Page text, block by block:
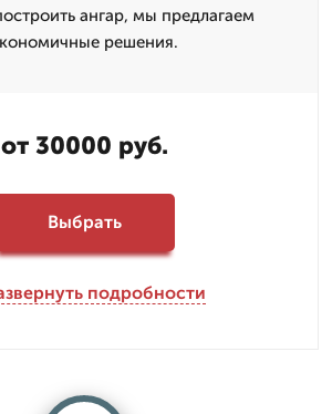
ангар, мы предлагаем
решения.
от 30000 руб.
Выбрать
подробности